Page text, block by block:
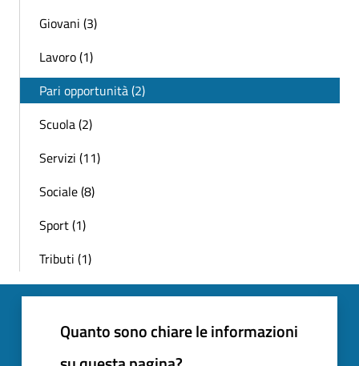
Giovani (3)
Lavoro (1)
Pari opportunità (2)
Scuola (2)
Servizi (11)
Sociale (8)
Sport (1)
Tributi (1)
Quanto sono chiare le informazioni